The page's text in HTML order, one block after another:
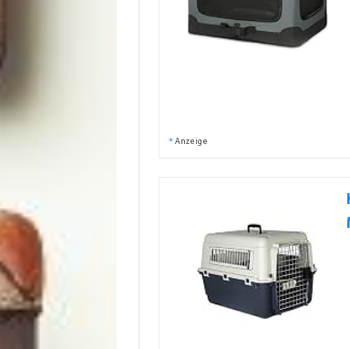
* Anzeige